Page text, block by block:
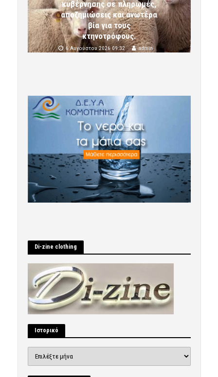
κυβέρνησης σε πληρωμές,
αποζημιώσεις και ανωτέρα
βία για τους
κτηνοτρόφους.
6 Αυγούστου 2026 09:32 admin
Di-zine clothing
Ιστορικό